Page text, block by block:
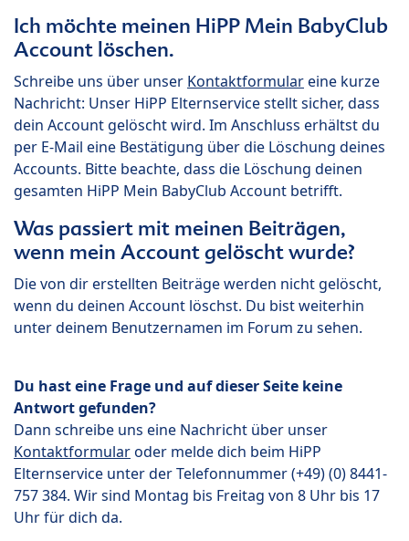
Ich möchte meinen HiPP Mein BabyClub
Account löschen.
Schreibe uns über unser Kontaktformulareine kurze
Nachricht: Unser HiPP Elternservice stellt sicher, dass
dein Account gelöscht wird. Im Anschluss erhältst du
per E-Mail eine Bestätigung über die Löschung deines
Accounts. Bitte beachte, dass die Löschung deinen
gesamten HiPP Mein BabyClub Account betrifft.
Was passiert mit meinen Beiträgen,
wenn mein Account gelöscht wurde?
Die von dir erstellten Beiträge werden nicht gelöscht,
wenn du deinen Account löschst. Du bist weiterhin
unter deinem Benutzernamen im Forum zu sehen.
Du hast eine Frage und auf dieser Seite keine
Antwort gefunden?
Dann schreibe uns eine Nachricht über unser
Kontaktformularoder melde dich beim HiPP
Elternservice unter der Telefonnummer (+49) (0) 8441-
757 384. Wir sind Montag bis Freitag von 8 Uhr bis 17
Uhr für dich da.